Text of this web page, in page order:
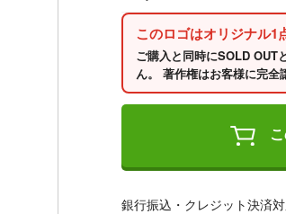
このロゴはオリジナル1
ご購入と同時にSOLD OUT
ん。 著作権はお客様に完全
銀行振込・クレジット決済